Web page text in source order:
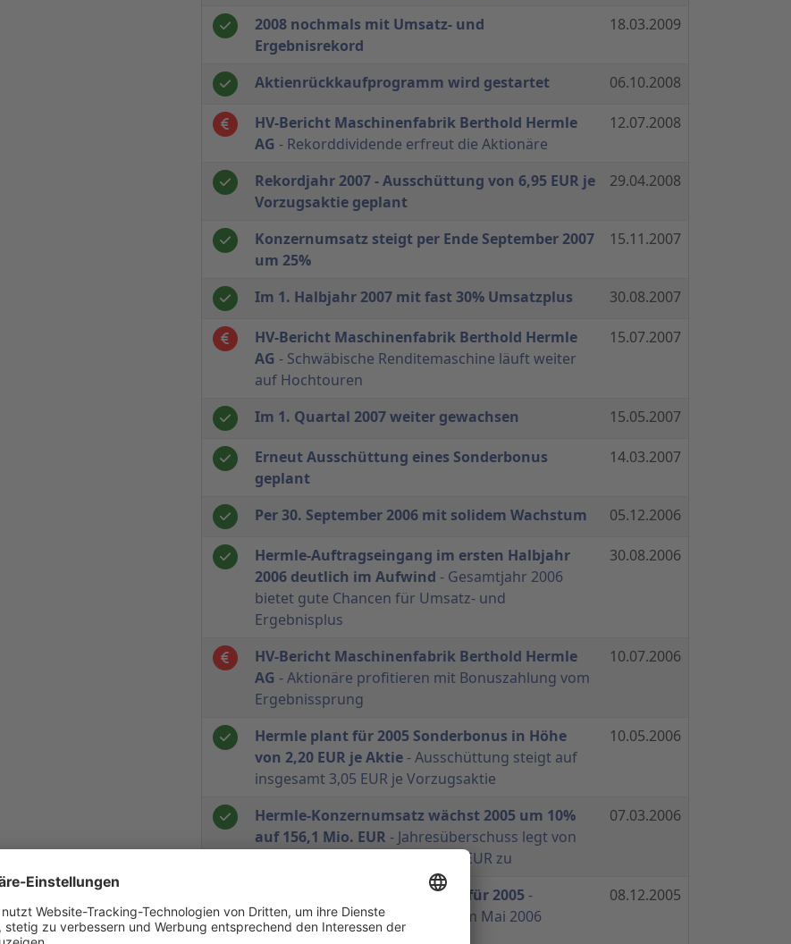
2008 nochmals mit Umsatz- und
Ergebnisrekord
18.03.2009
Aktienrückkaufprogramm wird gestartet 06.10.2008
HV-Bericht Maschinenfabrik Berthold Hermle
AG - Rekorddividende erfreut die Aktionäre
12.07.2008
Rekordjahr 2007 - Ausschüttung von 6,95 EUR je
Vorzugsaktie geplant
29.04.2008
Konzernumsatz steigt per Ende September 2007
um 25%
15.11.2007
Im 1. Halbjahr 2007 mit fast 30% Umsatzplus 30.08.2007
HV-Bericht Maschinenfabrik Berthold Hermle
AG - Schwäbische Renditemaschine läuft weiter
auf Hochtouren
15.07.2007
Im 1. Quartal 2007 weiter gewachsen 15.05.2007
Erneut Ausschüttung eines Sonderbonus
geplant
14.03.2007
Per 30. September 2006 mit solidem Wachstum 05.12.2006
Hermle-Auftragseingang im ersten Halbjahr
2006 deutlich im Aufwind - Gesamtjahr 2006
bietet gute Chancen für Umsatz- und
Ergebnisplus
30.08.2006
HV-Bericht Maschinenfabrik Berthold Hermle
AG - Aktionäre profitieren mit Bonuszahlung vom
Ergebnissprung
10.07.2006
Hermle plant für 2005 Sonderbonus in Höhe
von 2,20 EUR je Aktie- Ausschüttung steigt auf
insgesamt 3,05 EUR je Vorzugsaktie
10.05.2006
Hermle-Konzernumsatz wächst 2005 um 10%
auf 156,1 Mio. EUR - Jahresüberschuss legt von
12,3 Mio. EUR auf über 16 Mio. EUR zu
07.03.2006
Berthold Hermle plant Bonus für 2005-
Ausschüttungsvorschlag wird im Mai 2006
festgelegt
08.12.2005